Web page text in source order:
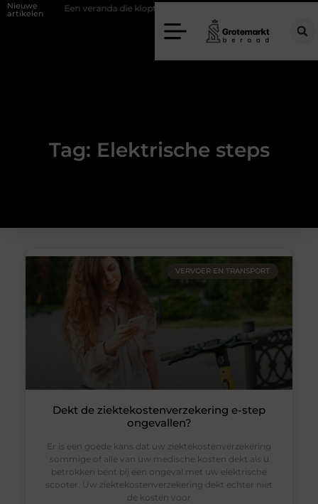
Nieuwe
artikelen Een veranda die klopt begint bij slimme keuzes
Tag: Elektrische steps
VERVOER EN TRANSPORT
Dekt de ziektekostenverzekering e-step
ongevallen?
Er is een goede kans dat uw ziektekostenverzekering
sommige of alle van uw medische kosten dekt als u
betrokken bent bij een ongeval met uw elektrische
scooter. Uw ziektekostenverzekering dekt echter niet
de kosten voor